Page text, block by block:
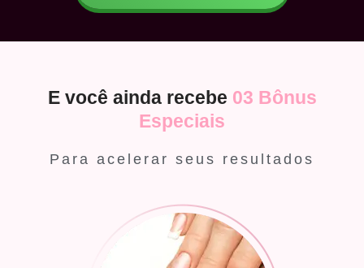
E você ainda recebe 03 Bônus
Especiais
Para acelerar seus resultados